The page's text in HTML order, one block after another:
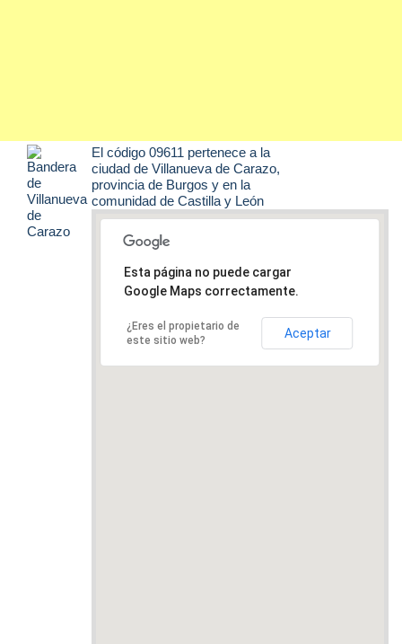
El código 09611 pertenece a la
ciudad de Villanueva de Carazo,
provincia de Burgos y en la
comunidad de Castilla y León
Esta página no puede cargar
Google Maps correctamente.
¿Eres el propietario de
este sitio web?
Aceptar